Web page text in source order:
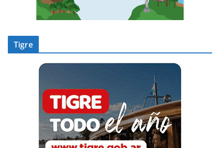
Tigre